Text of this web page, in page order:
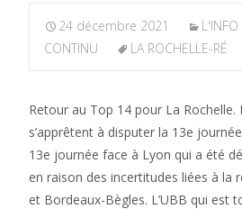
24 décembre 2021
L'INFO
CONTINU
LA ROCHELLE-RÉ
Retour au Top 14 pour La Rochelle.
s’apprêtent à disputer la 13e
13e journée face à Lyon qui a été
en raison des incertitudes liées à la
et Bordeaux-Bègles. L’UBB qui est